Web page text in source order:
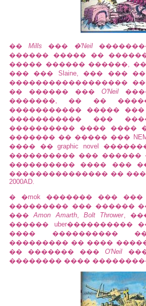
�� Mills ��� �'Neil
������ ����� ��
����� ������ ������,
��� ��� Slaine, ��� ���
������������������
�� ������ ��� O'Neil
�������, �� ��
����������� �����
����������� ���
���������� ���� ����
������� �� ����� ���
���� �� graphic novel
���������� ���
���������� ���� ���
��������������� ��
2000AD.
� �mok ������� ���
��������� ��� ������
���Amon Amarth,Bolt Thrower,
������
���� ����������
��������� �� ����
�� ������� ���O'Neil
�������� ����